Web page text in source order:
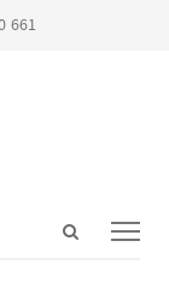
661
Open